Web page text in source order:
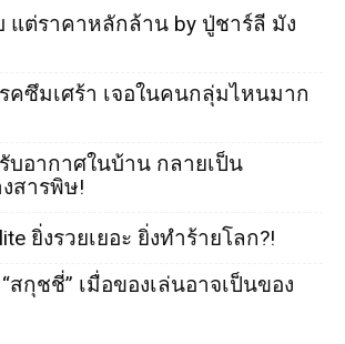
ต่ราคาหลักล้าน by ปู่ชาร์ลี มัง
คซึมเศร้า เจอในคนกลุ่มไหนมาก
บอากาศในบ้าน กลายเป็น
งสารพิษ!
ยิ่งรวยเยอะ ยิ่งทำร้ายโลก?!
“สกุชชี่” เมื่อของเล่นอาจเป็นของ